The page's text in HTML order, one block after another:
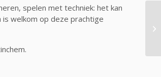
spelen met techniek: het kan
welkom op deze prachtige